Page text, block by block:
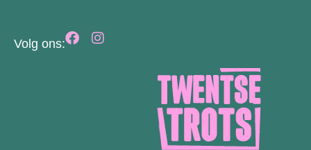
Volg ons: